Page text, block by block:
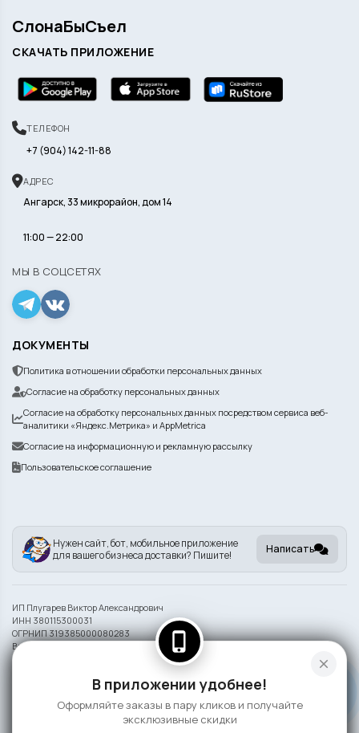
СлонаБыСъел
СКАЧАТЬ ПРИЛОЖЕНИЕ
ТЕЛЕФОН
+7 (904) 142-11-88
АДРЕС
Ангарск, 33 микрорайон, дом 14
11:00 — 22:00
МЫ В СОЦСЕТЯХ
ДОКУМЕНТЫ
Политика в отношении обработки персональных данных
Согласие на обработку персональных данных
Согласие на обработку персональных данных посредством сервиса веб-
аналитики «Яндекс.Метрика» и AppMetrica
Согласие на информационную и рекламную рассылку
Пользовательское соглашение
Нужен сайт, бот, мобильное приложение
для вашего бизнеса доставки? Пишите!
Написать
ИП Плугарев Виктор Александрович
ИНН 380115300031
ОГРНИП 319385000080283
Внешний вид блюд может отличаться от представленного на фото.
Информация на сайте носит справочный характер и не является публичной
2026 СлонаБыСъел
close
phone_iphone
В приложении удобнее!
Оформляйте заказы в пару кликов и получайте
эксклюзивные скидки